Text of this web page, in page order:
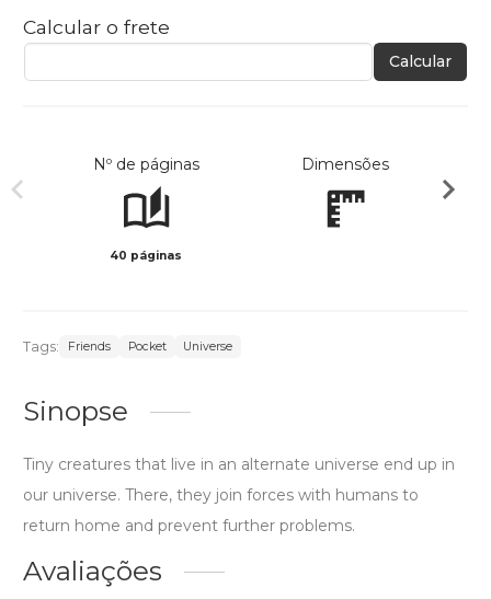
Calcular o frete
Calcular
Nº de páginas
40 páginas
Dimensões
Tags: Friends Pocket Universe
Sinopse
Tiny creatures that live in an alternate universe end up in
our universe. There, they join forces with humans to
return home and prevent further problems.
Avaliações